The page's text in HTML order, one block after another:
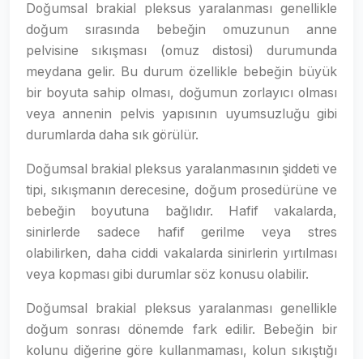
Doğumsal brakial pleksus yaralanması genellikle
doğum sırasında bebeğin omuzunun anne
pelvisine sıkışması (omuz distosi) durumunda
meydana gelir. Bu durum özellikle bebeğin büyük
bir boyuta sahip olması, doğumun zorlayıcı olması
veya annenin pelvis yapısının uyumsuzluğu gibi
durumlarda daha sık görülür.
Doğumsal brakial pleksus yaralanmasının şiddeti ve
tipi, sıkışmanın derecesine, doğum prosedürüne ve
bebeğin boyutuna bağlıdır. Hafif vakalarda,
sinirlerde sadece hafif gerilme veya stres
olabilirken, daha ciddi vakalarda sinirlerin yırtılması
veya kopması gibi durumlar söz konusu olabilir.
Doğumsal brakial pleksus yaralanması genellikle
doğum sonrası dönemde fark edilir. Bebeğin bir
kolunu diğerine göre kullanmaması, kolun sıkıştığı